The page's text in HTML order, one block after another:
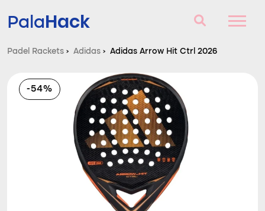
PalaHack
Padel Rackets
Vragen en antwoorden
Vergelijker
Padel Rackets › Adidas › Adidas Arrow Hit Ctrl 2026
-54%